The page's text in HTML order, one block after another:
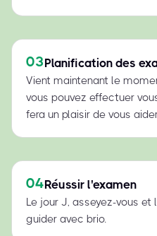
03Planification des
Vient maintenant le
vous pouvez effectuer
fera un plaisir de vous
04Réussir l'examen
Le jour J, asseyez-vous
guider avec brio.